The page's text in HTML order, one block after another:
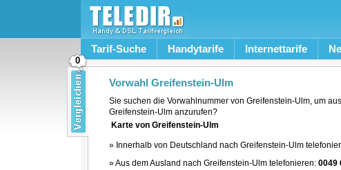
Tarif-Suche Handytarife Internettarife
Vorwahl Greifenstein-Ulm
Sie suchen die Vorwahlnummer von Greifenstein-Ulm, um
Greifenstein-Ulm anzurufen?
Karte von Greifenstein-Ulm
» Innerhalb von Deutschland nach Greifenstein-Ulm
» Aus dem Ausland nach Greifenstein-Ulm telefonieren: 0049
0